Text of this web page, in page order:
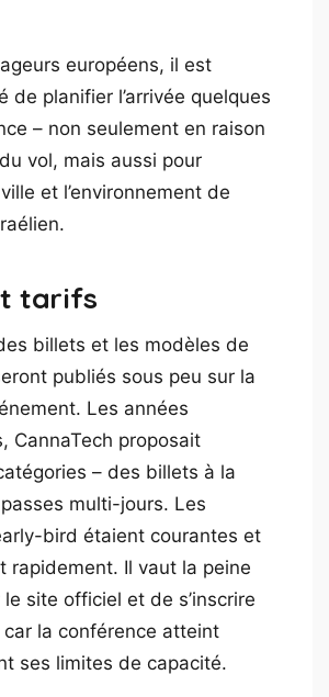
européens, il est
de planifier l’arrivée quelques
– non seulement en raison
vol, mais aussi pour
et l’environnement de
tarifs
billets et les modèles de
publiés sous peu sur la
Les années
CannaTech proposait
– des billets à la
multi-jours. Les
bird étaient courantes et
rapidement. Il vaut la peine
site officiel et de s’inscrire
la conférence atteint
ses limites de capacité.